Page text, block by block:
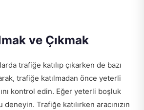
ve Çıkmak
trafiğe katılıp çıkarken de bazı
trafiğe katılmadan önce yeterli
kontrol edin. Eğer yeterli boşluk
Trafiğe katılırken aracınızın